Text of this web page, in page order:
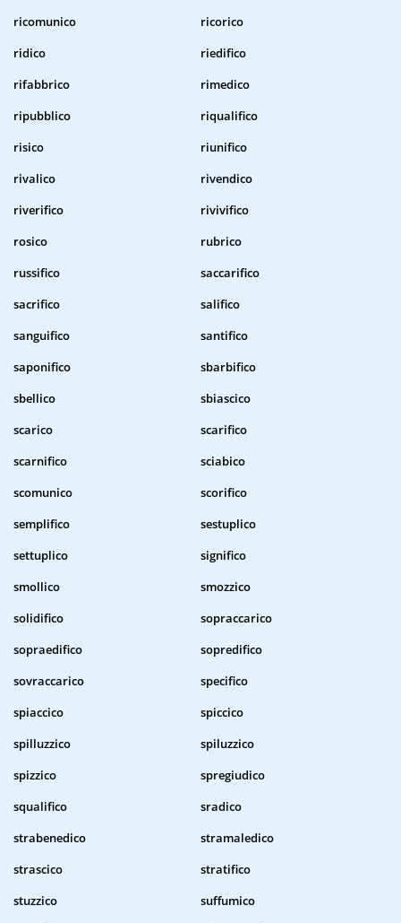
ricomunico
ricorico
ridico
riedifico
rifabbrico
rimedico
ripubblico
riqualifico
risico
riunifico
rivalico
rivendico
riverifico
rivivifico
rosico
rubrico
russifico
saccarifico
sacrifico
salifico
sanguifico
santifico
saponifico
sbarbifico
sbellico
sbiascico
scarico
scarifico
scarnifico
sciabico
scomunico
scorifico
semplifico
sestuplico
settuplico
significo
smollico
smozzico
solidifico
sopraccarico
sopraedifico
sopredifico
sovraccarico
specifico
spiaccico
spiccico
spilluzzico
spiluzzico
spizzico
spregiudico
squalifico
sradico
strabenedico
stramaledico
strascico
stratifico
stuzzico
suffumico